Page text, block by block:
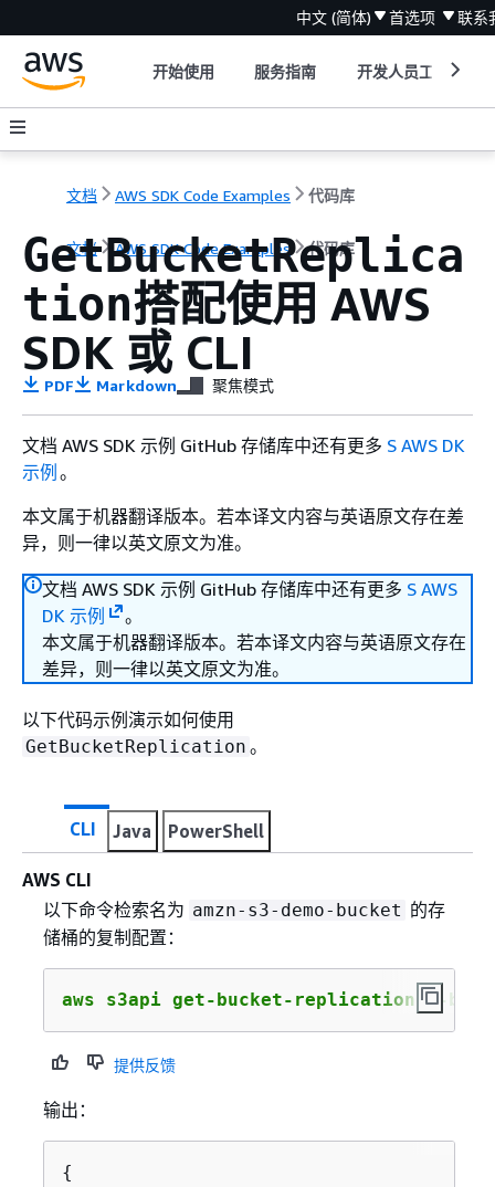
中文 (简体) 首选项 联系
开始使用 服务指南 开发人员工具
文档 AWS SDK Code Examples 代码库
文档 AWS SDK Code Examples 代码库
GetBucketReplica
tion搭配使用 AWS
SDK 或 CLI
PDF Markdown 聚焦模式
文档 AWS SDK 示例 GitHub 存储库中还有更多 S AWS DK
示例 。
本文属于机器翻译版本。若本译文内容与英语原文存在差
异，则一律以英文原文为准。
文档 AWS SDK 示例 GitHub 存储库中还有更多 S AWS
DK 示例
。
本文属于机器翻译版本。若本译文内容与英语原文存在
差异，则一律以英文原文为准。
以下代码示例演示如何使用
GetBucketReplication 。
CLI Java PowerShell
AWS CLI
以下命令检索名为 amzn-s3-demo-bucket 的存
储桶的复制配置：
aws s3api get-bucket-replication --
提供反馈
输出：
{